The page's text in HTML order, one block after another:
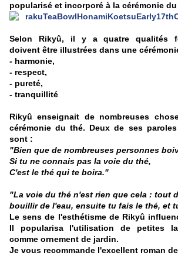
popularisé et incorporé à la cérémonie du
Selon Rikyû, il y a quatre qualités
doivent être illustrées dans une
- harmonie,
- respect,
- pureté,
- tranquillité
Rikyû enseignait de nombreuses
cérémonie du thé. Deux de ses
sont :
"Bien que de nombreuses personnes
Si tu ne connais pas la voie du thé,
C'est le thé qui te boira."
"La voie du thé n'est rien que cela : tout
bouillir de l'eau, ensuite tu fais le thé, et
Le sens de l'esthétisme de Rikyû
Il popularisa l'utilisation de petites
comme ornement de jardin.
Je vous recommande l'excellent roman